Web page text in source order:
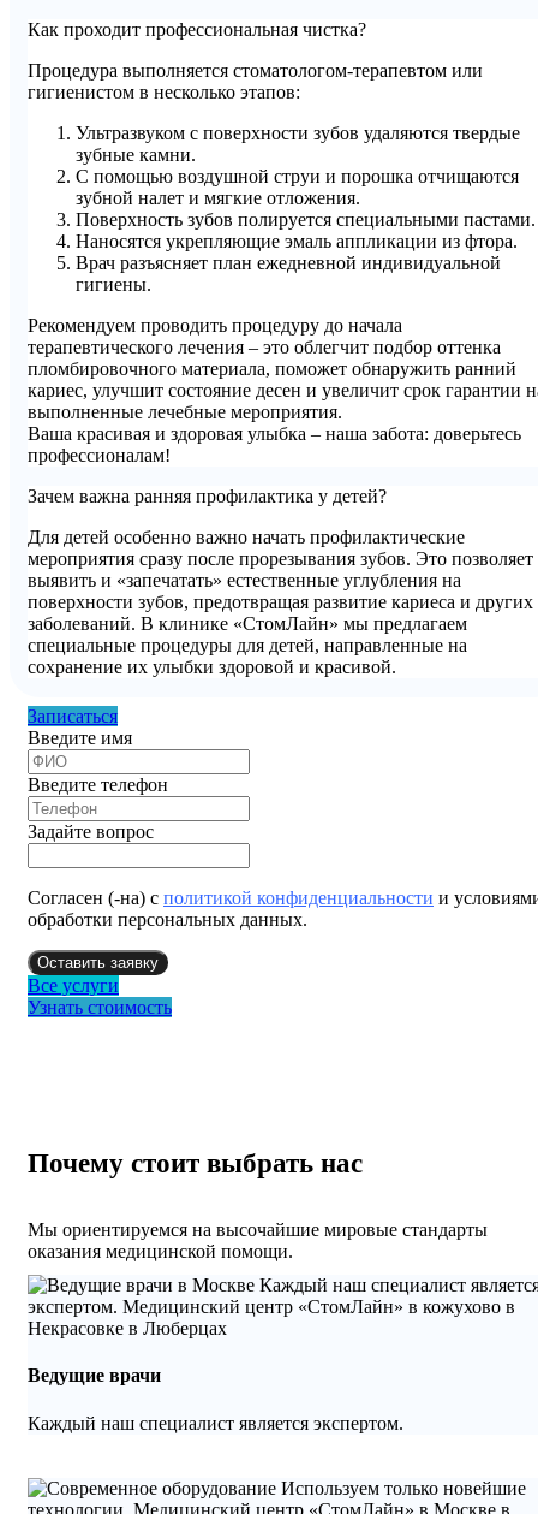
Как проходит профессиональная чистка?
Процедура выполняется стоматологом-терапевтом или
гигиенистом в несколько этапов:
Ультразвуком с поверхности зубов удаляются твердые
зубные камни.
С помощью воздушной струи и порошка отчищаются
зубной налет и мягкие отложения.
Поверхность зубов полируется специальными пастами.
Наносятся укрепляющие эмаль аппликации из фтора.
Врач разъясняет план ежедневной индивидуальной
гигиены.
Рекомендуем проводить процедуру до начала
терапевтического лечения – это облегчит подбор оттенка
пломбировочного материала, поможет обнаружить ранний
кариес, улучшит состояние десен и увеличит срок гарантии
выполненные лечебные мероприятия.
Ваша красивая и здоровая улыбка – наша забота: доверьтесь
профессионалам!
Зачем важна ранняя профилактика у детей?
Для детей особенно важно начать профилактические
мероприятия сразу после прорезывания зубов. Это позволяет
выявить и «запечатать» естественные углубления на
поверхности зубов, предотвращая развитие кариеса и других
заболеваний. В клинике «СтомЛайн» мы предлагаем
специальные процедуры для детей, направленные на
сохранение их улыбки здоровой и красивой.
Записаться
Введите имя
Введите телефон
Задайте вопрос
Согласен (-на) с политикой конфиденциальности и
обработки персональных данных.
Оставить заявку
Все услуги
Узнать стоимость
Почему стоит выбрать нас
Мы ориентируемся на высочайшие мировые стандарты
оказания медицинской помощи.
Ведущие врачи
Каждый наш специалист является экспертом.